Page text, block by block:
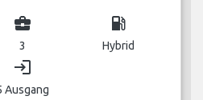
business_center
3
local_gas_station
Hybrid
login
Ausgang